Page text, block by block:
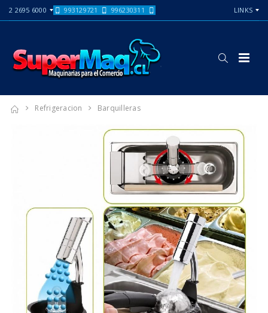
2 2695 6000 993129721 996230311 LINKS
Refrigeracion Barquilleras